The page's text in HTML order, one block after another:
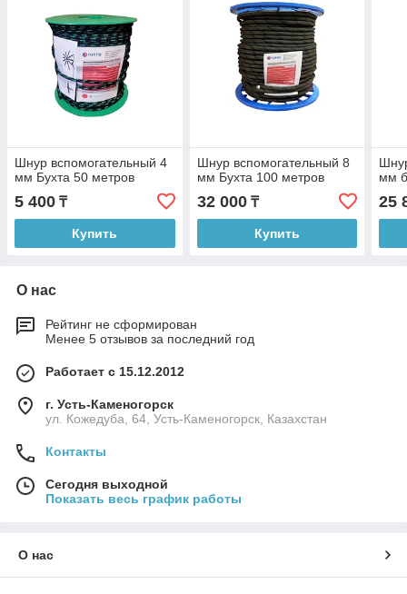
Шнур вспомогательный 4
мм Бухта 50 метров
5 400 ₸
Купить
Шнур вспомогательный 8
мм Бухта 100 метров
32 000₸
Купить
мм
25
О нас
Рейтинг не сформирован
Менее 5 отзывов за последний год
Работает с 15.12.2012
г. Усть-Каменогорск
ул. Кожедуба, 64, Усть-Каменогорск, Казахстан
Контакты
Сегодня выходной
Показать весь график работы
О нас